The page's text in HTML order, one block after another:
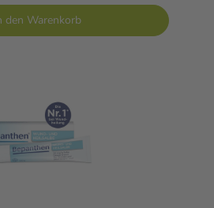
den Warenkorb